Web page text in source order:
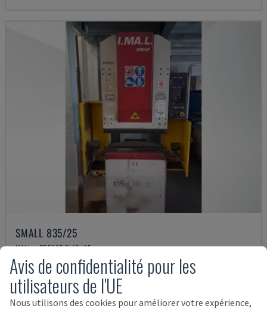
SMALL 835/25
IMAL - PRESSE PLIEUSE
ITALIE 2001
Avis de confidentialité pour les
utilisateurs de l'UE
Nous utilisons des cookies pour améliorer votre expérience,